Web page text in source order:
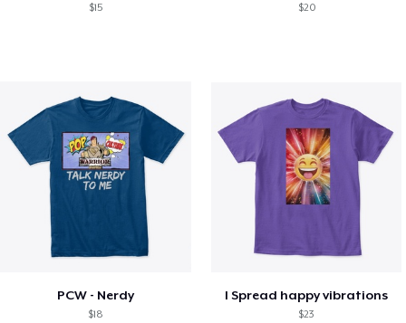
$15 $20
PCW - Nerdy
$18
I Spread happy vibrations
$23